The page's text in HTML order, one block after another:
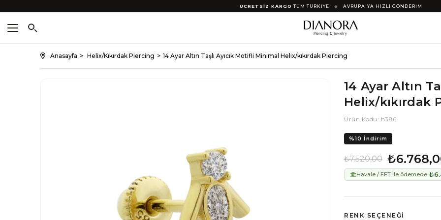
ÜCRETSİZ KARGO TÜM TÜRKİYE ◆ AVRUPA'YA HIZLI GÖNDERİM
Anasayfa Helix/Kıkırdak Piercing 14 Ayar Altın Taşlı Ayıcık Motifli Minimal Helix/kıkırdak Piercing
14 Ayar Altın
Helix/kıkırdak
Ürün Kodu: h386
%10 İndirim
₺7.520,00
Havale / EFT ile ödemede
RENK SEÇENEĞI